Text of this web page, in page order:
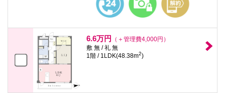
6.6万円
（＋管理費4,000円）
敷 無 / 礼 無
1階 / 1LDK(48.38m2)